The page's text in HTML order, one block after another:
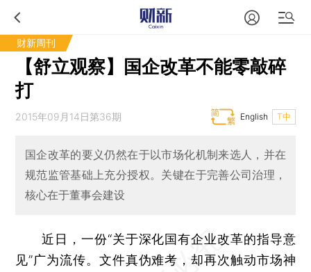
财新周刊
【舒立观察】国企改革不能零敲碎
打
2015年09月14日第36期 T中
English
国企改革的要义仍然在于以市场化机制来选人，并在
规范监管基础上充分授权。关键在于完善公司治理，
核心在于董事会建设
近日，一份“关于深化国有企业改革的指导意
见”广为流传。文件真伪难考，却再次触动市场神